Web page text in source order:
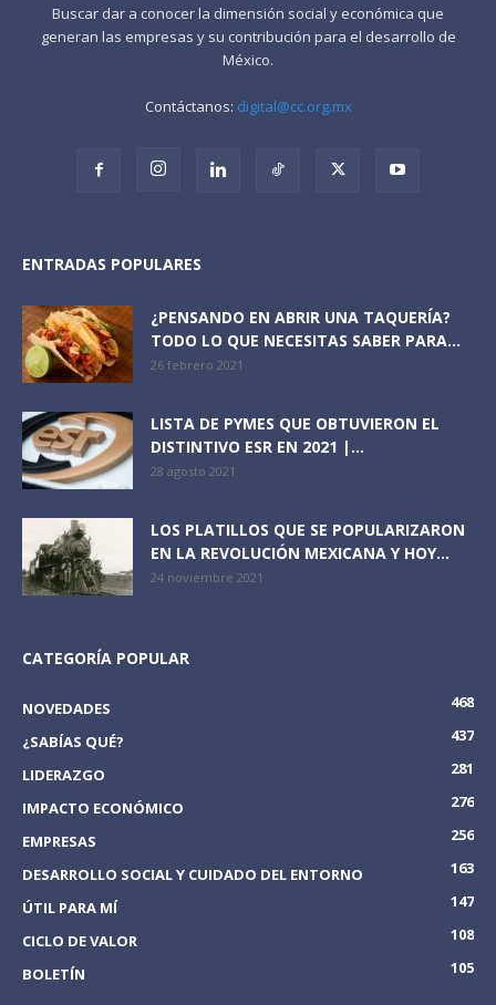
Buscar dar a conocer la dimensión social y económica que
generan las empresas y su contribución para el desarrollo de
México.
Contáctanos: digital@cc.org.mx
ENTRADAS POPULARES
¿PENSANDO EN ABRIR UNA TAQUERÍA?
TODO LO QUE NECESITAS SABER PARA...
26 febrero 2021
LISTA DE PYMES QUE OBTUVIERON EL
DISTINTIVO ESR EN 2021 |...
28 agosto 2021
LOS PLATILLOS QUE SE POPULARIZARON
EN LA REVOLUCIÓN MEXICANA Y HOY...
24 noviembre 2021
CATEGORÍA POPULAR
NOVEDADES
468
¿SABÍAS QUÉ?
437
LIDERAZGO
281
IMPACTO ECONÓMICO
276
EMPRESAS
256
DESARROLLO SOCIAL Y CUIDADO DEL ENTORNO
163
ÚTIL PARA MÍ
147
CICLO DE VALOR
108
BOLETÍN
105